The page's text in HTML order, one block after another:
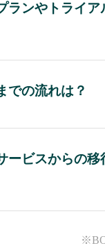
ランやトライア
無料トライアルで
での流れは？
イトからのお申し
、ご自身のメール
スムーズに導入で
ービスからの移
ステップ＆5分の設
すので、移行をお